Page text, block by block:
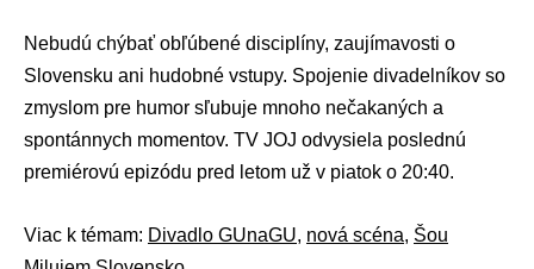
Nebudú chýbať obľúbené disciplíny, zaujímavosti o
Slovensku ani hudobné vstupy. Spojenie divadelníkov so
zmyslom pre humor sľubuje mnoho nečakaných a
spontánnych momentov. TV JOJ odvysiela poslednú
premiérovú epizódu pred letom už v piatok o 20:40.
Viac k témam: Divadlo GUnaGU, nová scéna, Šou